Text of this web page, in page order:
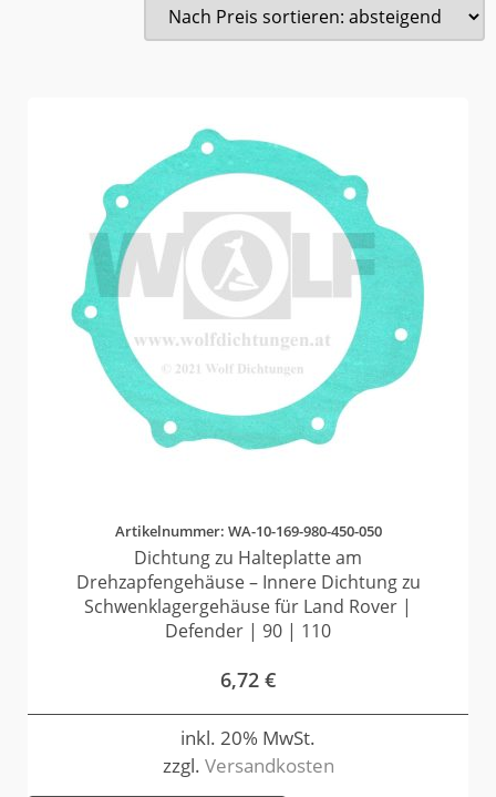
Artikelnummer: WA-10-169-980-450-050
Dichtung zu Halteplatte am
Drehzapfengehäuse – Innere Dichtung zu
Schwenklagergehäuse für Land Rover |
Defender | 90 | 110
6,72 €
inkl. 20% MwSt.
zzgl. Versandkosten